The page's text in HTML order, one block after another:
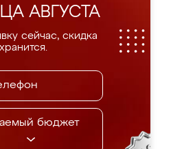
АВГУСТА
сейчас, скидка
бюджет